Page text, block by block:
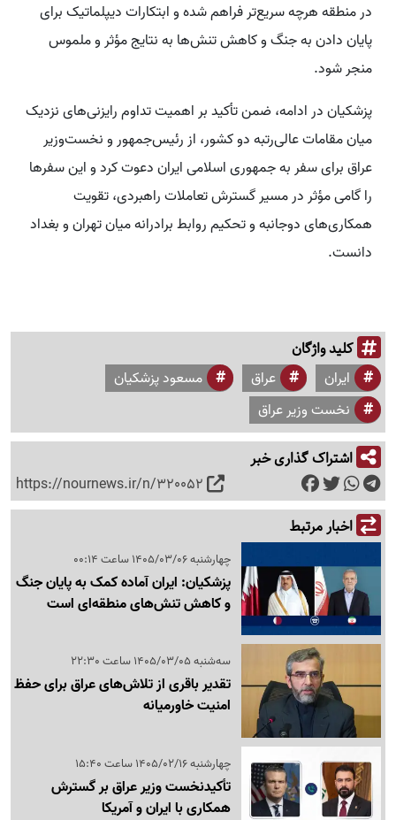
در منطقه هرچه سریع‌تر فراهم شده و ابتکارات دیپلماتیک برای
پایان دادن به جنگ‌ و کاهش تنش‌ها به نتایج مؤثر و ملموس
منجر شود.
پزشکیان در ادامه، ضمن تأکید بر اهمیت تداوم رایزنی‌های نزدیک
میان مقامات عالی‌رتبه دو کشور، از رئیس‌جمهور و نخست‌وزیر
عراق برای سفر به جمهوری اسلامی ایران دعوت کرد و این سفرها
را گامی مؤثر در مسیر گسترش تعاملات راهبردی، تقویت
همکاری‌های دوجانبه و تحکیم روابط برادرانه میان تهران و بغداد
دانست.
کلید واژگان
ایران عراق
مسعود پزشکیان
نخست وزیر عراق
اشتراک گذاری خبر
https://nournews.ir/n/320052
اخبار مرتبط
چهارشنبه 1405/03/06 ساعت 00:14
پزشکیان: ایران آماده کمک به پایان جنگ
و کاهش تنش‌های منطقه‌ای است
سه‌شنبه 1405/03/05 ساعت 22:30
تقدیر باقری از تلاش‌های عراق برای حفظ
امنیت خاورمیانه
چهارشنبه 1405/02/16 ساعت 15:40
تأکیدنخست وزیر عراق بر گسترش
همکاری با ایران و آمریکا